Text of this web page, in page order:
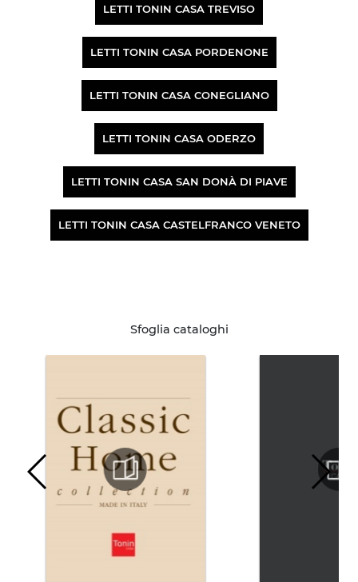
LETTI TONIN CASA TREVISO
LETTI TONIN CASA PORDENONE
LETTI TONIN CASA CONEGLIANO
LETTI TONIN CASA ODERZO
LETTI TONIN CASA SAN DONÀ DI PIAVE
LETTI TONIN CASA CASTELFRANCO VENETO
Sfoglia cataloghi